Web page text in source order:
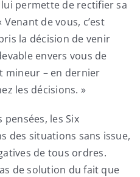
permette de rectifier sa
de vous, c’est
la décision de venir
envers vous de
mineur – en dernier
les décisions. »
les Six
des situations sans issue,
de tous ordres.
de solution du fait que